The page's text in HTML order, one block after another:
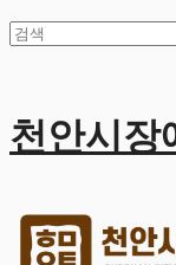
천안시장